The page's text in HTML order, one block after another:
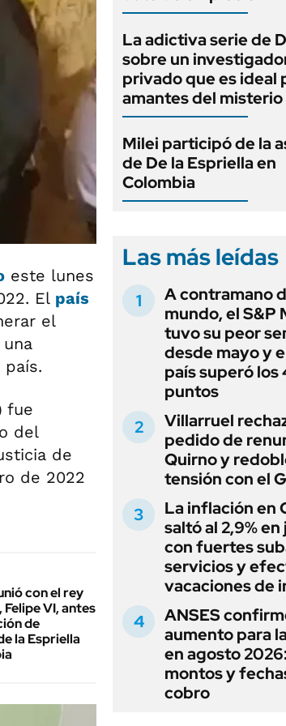
este lunes
El país
el
fue
del
de
de 2022
con el rey
Felipe VI, antes
de
la Espriella
La adictiva serie de
sobre un
privado que es ideal
amantes del misterio
Milei participó de la
de De la Espriella en
Colombia
Las más leídas
A contramano
mundo, el S&P
tuvo su peor
desde mayo y
país superó los
puntos
Villarruel
pedido de
Quirno y
tensión con el
La inflación en
saltó al 2,9% en
con fuertes
servicios y
vacaciones de
ANSES
aumento para
en agosto
montos y
cobro